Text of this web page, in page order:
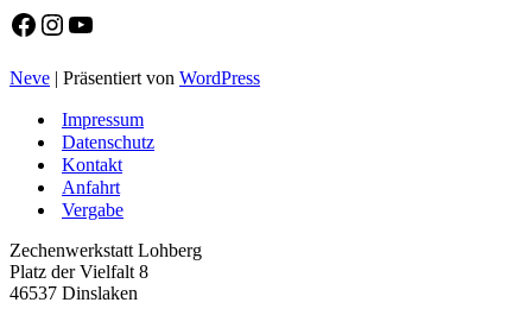
Facebook
Instagram
YouTube
Neve | Präsentiert von WordPress
Impressum
Datenschutz
Kontakt
Anfahrt
Vergabe
Zechenwerkstatt Lohberg
Platz der Vielfalt 8
46537 Dinslaken